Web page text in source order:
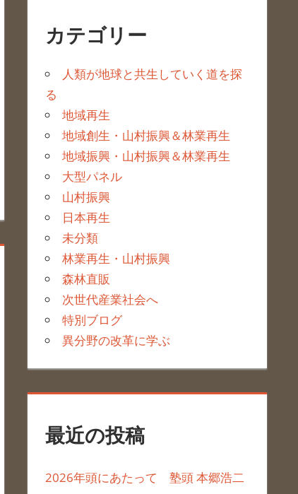
カテゴリー
人類が地球と共生していく道を探
る
地域再生
地域創生・山村振興＆林業再生
地域振興・山村振興＆林業再生
大型パネル
山村振興
日本再生
未分類
林業再生・山村振興
森林直販
次世代産業社会へ
特別ブログ
異分野の改革に学ぶ
最近の投稿
2026年頭にあたって 塾頭 本郷浩二